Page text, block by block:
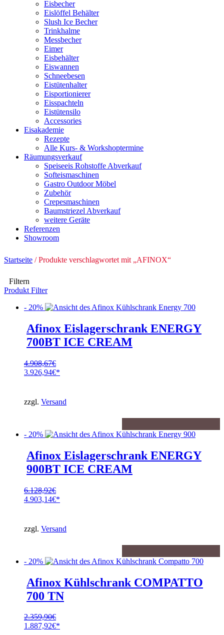
Eisbecher
Eislöffel Behälter
Slush Ice Becher
Trinkhalme
Messbecher
Eimer
Eisbehälter
Eiswannen
Schneebesen
Eistütenhalter
Eisportionierer
Eisspachteln
Eistütensilo
Accessories
Eisakademie
Rezepte
Alle Kurs- & Workshoptermine
Räumungsverkauf
Speiseeis Rohstoffe Abverkauf
Softeismaschinen
Gastro Outdoor Möbel
Zubehör
Crepesmaschinen
Baumstriezel Abverkauf
weitere Geräte
Referenzen
Showroom
Startseite / Produkte verschlagwortet mit „AFINOX“
Filtern
Produkt Filter
- 20%
Afinox Eislagerschrank ENERGY
700BT ICE CREAM
4.908,67€
Ursprünglicher
4.908,67€
3.926,94€
ist:
3.926,94€.
zzgl. Versand
- 20%
Afinox Eislagerschrank ENERGY
900BT ICE CREAM
6.128,92€
Ursprünglicher
6.128,92€
4.903,14€
ist:
4.903,14€.
zzgl. Versand
- 20%
Afinox Kühlschrank COMPATTO
700 TN
2.359,90€
Ursprünglicher
1.887,92€